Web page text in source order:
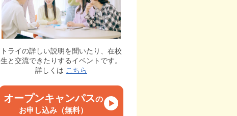
トライの詳しい説明を聞いたり、在校
生と交流できたりするイベントです。
詳しくは こちら
オープンキャンパスの
お申し込み（無料）